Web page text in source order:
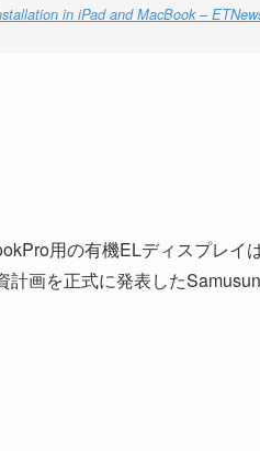
in iPad and MacBook –
用の有機ELディスプレイ
計画を正式に発表した